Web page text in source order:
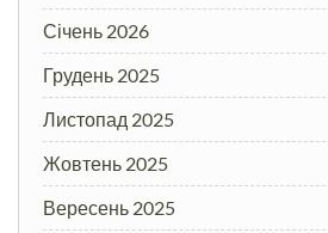
Січень 2026
Грудень 2025
Листопад 2025
Жовтень 2025
Вересень 2025